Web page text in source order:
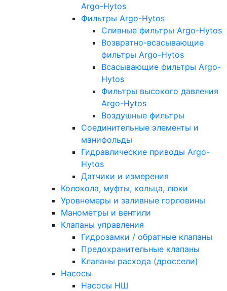
Argo-Hytos
Фильтры Argo-Hytos
Сливные фильтры Argo-Hytos
Возвратно-всасывающие
фильтры Argo-Hytos
Всасывающие фильтры Argo-
Hytos
Фильтры высокого давления
Argo-Hytos
Воздушные фильтры
Соединительные элементы и
манифольды
Гидравлические приводы Argo-
Hytos
Датчики и измерения
Колокола, муфты, кольца, люки
Уровнемеры и заливные горловины
Манометры и вентили
Клапаны управления
Гидрозамки / обратные клапаны
Предохранительные клапаны
Клапаны расхода (дроссели)
Насосы
Насосы НШ